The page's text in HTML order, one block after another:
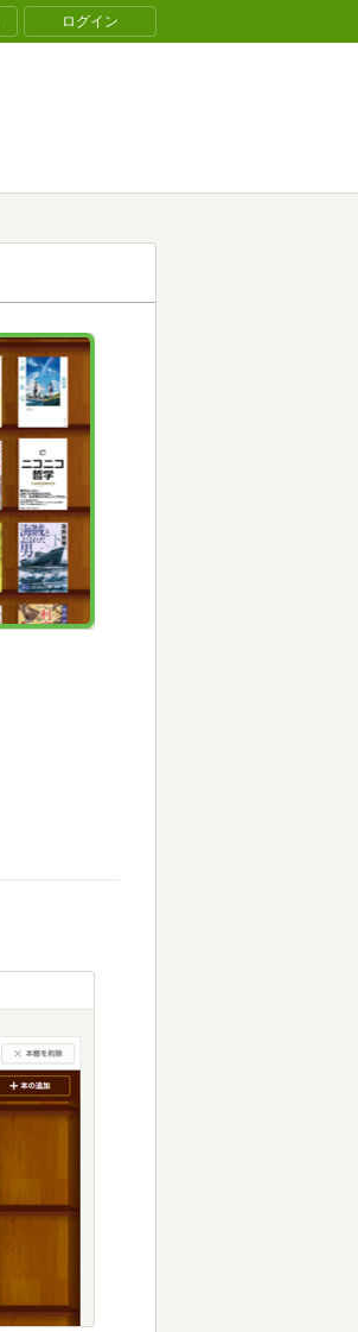
ログイン